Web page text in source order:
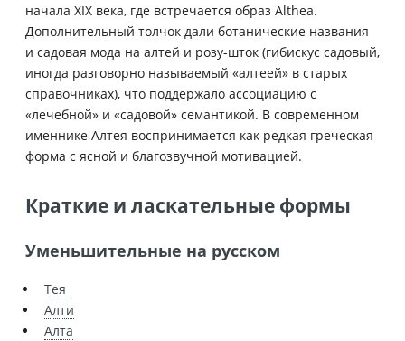
начала XIX века, где встречается образ Althea.
Дополнительный толчок дали ботанические названия
и садовая мода на алтей и розу-шток (гибискус садовый,
иногда разговорно называемый «алтеей» в старых
справочниках), что поддержало ассоциацию с
«лечебной» и «садовой» семантикой. В современном
именнике Алтея воспринимается как редкая греческая
форма с ясной и благозвучной мотивацией.
Краткие и ласкательные формы
Уменьшительные на русском
Тея
Алти
Алта